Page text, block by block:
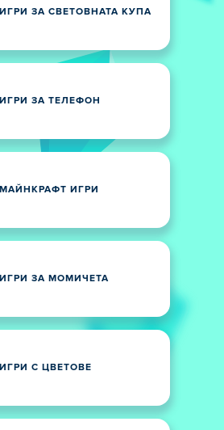
ИГРИ ЗА СВЕТОВНАТА КУПА
ИГРИ ЗА ТЕЛЕФОН
МАЙНКРАФТ ИГРИ
ИГРИ ЗА МОМИЧЕТА
ИГРИ С ЦВЕТОВЕ